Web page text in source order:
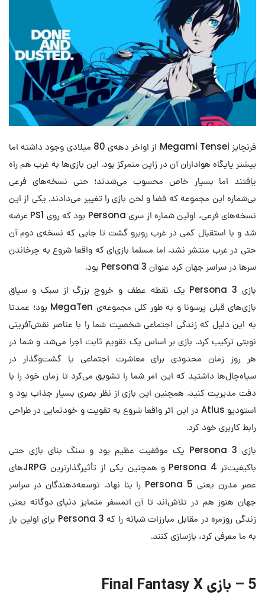
فرنچایز Megami Tensei از اواخر دهه‌ی 80 میلادی وجود داشته اما
بیشتر پایگاه هواداران آن در ژاپن متمرکز بود. این بازی‌ها به غرب هم راه
یافتند اما بسیار خاص محسوب می‌شدند؛ حتی نسخه‌های فرعی
بی‌شماره این مجموعه که فضا و لحن بازی را تغییر می‌دادند. یکی از این
نسخه‌های فرعی، اولین شماره از سری Persona بود که روی PS1 عرضه
شد و با استقبال کمی در غرب روبرو گشت تا جایی که نسخه‌ی دوم آن
حتی در غرب منتشر نشد. اما مسلما بازی‌ای که واقعا شروع به چرخاندن
سرها در سراسر جهان کرد عنوان Persona 3 بود.
بازی Persona 3 یک نقطه عطف و خروج بزرگ از سبک و سیاق
بازی‌های قبلی پرسونا و به طور کلی مجموعه‌ی MegaTen بود؛ عمدتا
به این دلیل که زندگی اجتماعی شخصیت شما را با عناصر نقش‌آفرینی
نوبتی ترکیب کرد. بازی بر اساس یک تقویم ثابت اجرا می‌شد و شما در
هر روز زمان محدودی برای معاشرت اجتماعی یا گشت‌وگذار در
سیاه‌چال‌ها داشتید که این امر شما را تشویق می‌کرد تا زمان خود را با
دقت مدیریت کنید. همچنین این بازی از نظر بصری بسیار جذاب بود و
استودیو Atlus در این اثر واقعا شروع به تقویت و خودنمایی در طراحی
رابط کاربری خود کرد.
بازی Persona 3 یک موفقیت عظیم بود و سنگ ‌بنای بازی حتی
باکیفیت‌تر Persona 4 و همچنین یکی از تأثیرگذارترین JRPGهای
عصر مدرن یعنی Persona 5 را بنا نهاد. توسعه‌دهندگان در سراسر
جهان هنوز هم در تلاش‌اند تا آن اتمسفر متمایز دنیای دوگانه یعنی
زندگی روزمره در مقابل مبارزات شبانه را که Persona 3 برای اولین بار
به ما معرفی کرد، بازسازی کنند.
5 – بازی Final Fantasy X